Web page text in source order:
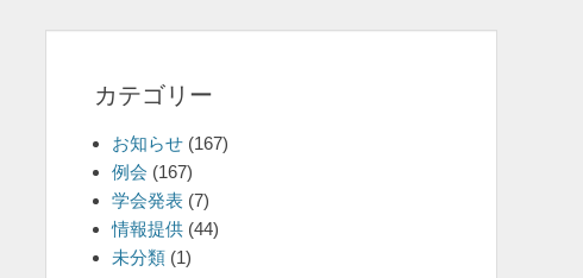
カテゴリー
お知らせ (167)
例会 (167)
学会発表 (7)
情報提供 (44)
未分類 (1)